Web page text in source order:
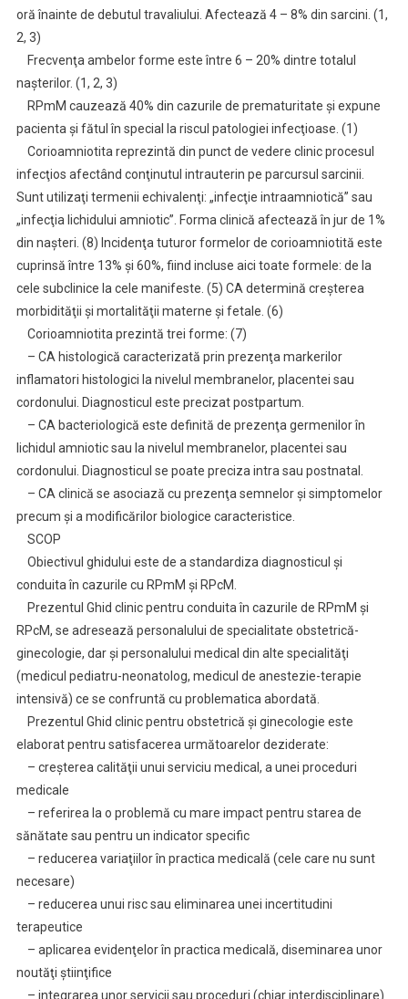
oră înainte de debutul travaliului. Afectează 4 – 8% din sarcini. (1,
2, 3)
Frecvenţa ambelor forme este între 6 – 20% dintre totalul
naşterilor. (1, 2, 3)
RPmM cauzează 40% din cazurile de prematuritate şi expune
pacienta şi fătul în special la riscul patologiei infecţioase. (1)
Corioamniotita reprezintă din punct de vedere clinic procesul
infecţios afectând conţinutul intrauterin pe parcursul sarcinii.
Sunt utilizaţi termenii echivalenţi: „infecţie intraamniotică” sau
„infecţia lichidului amniotic”. Forma clinică afectează în jur de 1%
din naşteri. (8) Incidenţa tuturor formelor de corioamniotită este
cuprinsă între 13% şi 60%, fiind incluse aici toate formele: de la
cele subclinice la cele manifeste. (5) CA determină creşterea
morbidităţii şi mortalităţii materne şi fetale. (6)
Corioamniotita prezintă trei forme: (7)
– CA histologică caracterizată prin prezenţa markerilor
inflamatori histologici la nivelul membranelor, placentei sau
cordonului. Diagnosticul este precizat postpartum.
– CA bacteriologică este definită de prezenţa germenilor în
lichidul amniotic sau la nivelul membranelor, placentei sau
cordonului. Diagnosticul se poate preciza intra sau postnatal.
– CA clinică se asociază cu prezenţa semnelor şi simptomelor
precum şi a modificărilor biologice caracteristice.
SCOP
Obiectivul ghidului este de a standardiza diagnosticul şi
conduita în cazurile cu RPmM şi RPcM.
Prezentul Ghid clinic pentru conduita în cazurile de RPmM şi
RPcM, se adresează personalului de specialitate obstetrică-
ginecologie, dar şi personalului medical din alte specialităţi
(medicul pediatru-neonatolog, medicul de anestezie-terapie
intensivă) ce se confruntă cu problematica abordată.
Prezentul Ghid clinic pentru obstetrică şi ginecologie este
elaborat pentru satisfacerea următoarelor deziderate:
– creşterea calităţii unui serviciu medical, a unei proceduri
medicale
– referirea la o problemă cu mare impact pentru starea de
sănătate sau pentru un indicator specific
– reducerea variaţiilor în practica medicală (cele care nu sunt
necesare)
– reducerea unui risc sau eliminarea unei incertitudini
terapeutice
– aplicarea evidenţelor în practica medicală, diseminarea unor
noutăţi ştiinţifice
– integrarea unor servicii sau proceduri (chiar interdisciplinare)